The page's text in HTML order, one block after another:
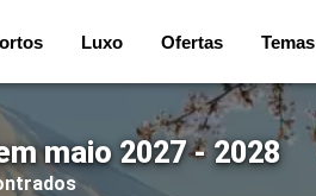
Luxo Ofertas Temas
maio 2027 - 2028